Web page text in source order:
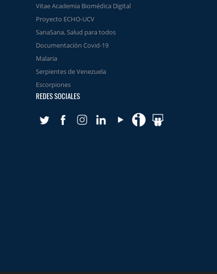
Vitae Academia Biomédica Digital
Proyecto ECHO-UCV
SanaSana, Salud para todos
Documentación Covid-19
Malaria
Serpientes de Venezuela
Escorpiones
REDES SOCIALES